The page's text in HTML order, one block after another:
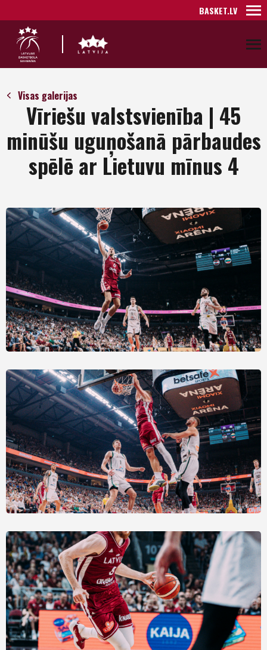
BASKET.LV
Visas galerijas
Vīriešu valstsvienība | 45
minūšu uguņošanā pārbaudes
spēlē ar Lietuvu mīnus 4